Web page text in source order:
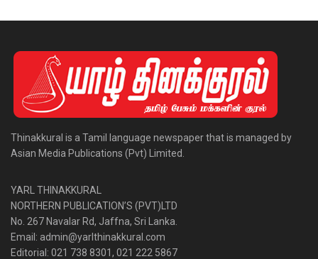
Thinakkural is a Tamil language newspaper that is managed by
Asian Media Publications (Pvt) Limited.
YARL THINAKKURAL
NORTHERN PUBLICATION’S (PVT)LTD
No. 267 Navalar Rd, Jaffna, Sri Lanka.
Email: admin@yarlthinakkural.com
Editorial: 021 738 8301, 021 222 5867